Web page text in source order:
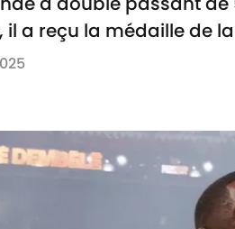
il a reçu la médaille de